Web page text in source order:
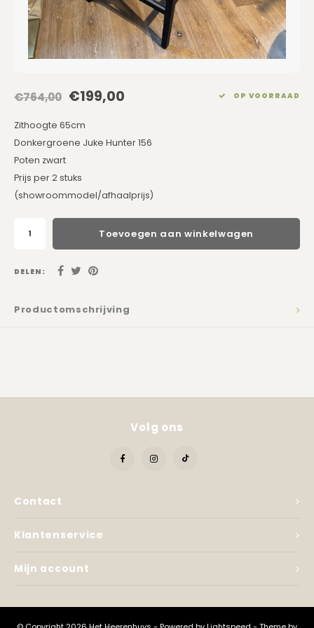
Eetkamerstoelen
Barkrukken
Kasten op Maat
Rechthoekige Lampenkappen
Schuine Lampenkappen
Kussens Roze
Kussens Goud
Kussens Groen
Kussens SALE
Kaarsen
Dienbladen / Schalen
Wand Schilderijen
Zuilen
Asleigh & Burwood
€764,00 €199,00 OP VOORRAAD
Zithoogte 65cm
Donkergroene Juke Hunter 156
Poten zwart
Prijs per 2 stuks
(showroommodel/afhaalprijs)
Toevoegen aan winkelwagen
DELEN:
Productomschrijving
Contact
Volg ons
Klantenservice
Mijn account